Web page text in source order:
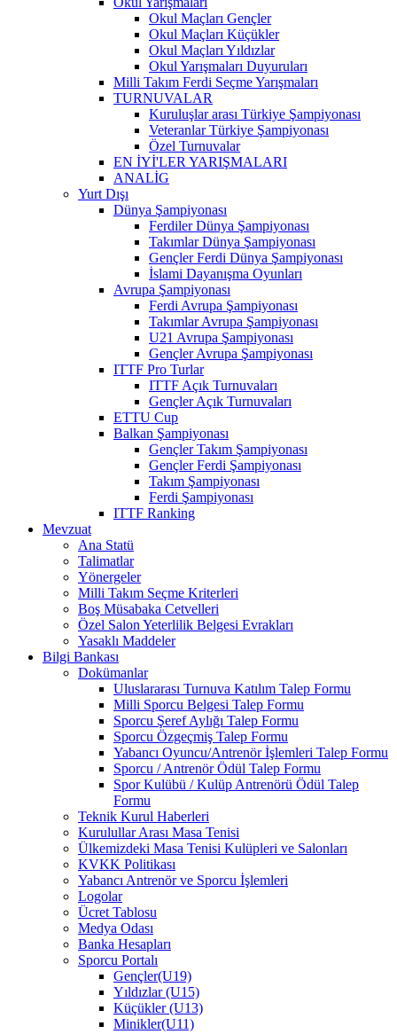
Okul Maçları Gençler
Okul Maçları Küçükler
Okul Maçları Yıldızlar
Okul Yarışmaları Duyuruları
Milli Takım Ferdi Seçme Yarışmaları
TURNUVALAR
Kuruluşlar arası Türkiye Şampiyonası
Veteranlar Türkiye Şampiyonası
Özel Turnuvalar
EN İYİ'LER YARIŞMALARI
ANALİG
Yurt Dışı
Dünya Şampiyonası
Ferdiler Dünya Şampiyonası
Takımlar Dünya Şampiyonası
Gençler Ferdi Dünya Şampiyonası
İslami Dayanışma Oyunları
Avrupa Şampiyonası
Ferdi Avrupa Şampiyonası
Takımlar Avrupa Şampiyonası
U21 Avrupa Şampiyonası
Gençler Avrupa Şampiyonası
ITTF Pro Turlar
ITTF Açık Turnuvaları
Gençler Açık Turnuvaları
ETTU Cup
Balkan Şampiyonası
Gençler Takım Şampiyonası
Gençler Ferdi Şampiyonası
Takım Şampiyonası
Ferdi Şampiyonası
ITTF Ranking
Mevzuat
Ana Statü
Talimatlar
Yönergeler
Milli Takım Seçme Kriterleri
Boş Müsabaka Cetvelleri
Özel Salon Yeterlilik Belgesi Evrakları
Yasaklı Maddeler
Bilgi Bankası
Dokümanlar
Uluslararası Turnuva Katılım Talep Formu
Milli Sporcu Belgesi Talep Formu
Sporcu Şeref Aylığı Talep Formu
Sporcu Özgeçmiş Talep Formu
Yabancı Oyuncu/Antrenör İşlemleri Talep Formu
Sporcu / Antrenör Ödül Talep Formu
Spor Kulübü / Kulüp Antrenörü Ödül Talep
Formu
Teknik Kurul Haberleri
Kurulullar Arası Masa Tenisi
Ülkemizdeki Masa Tenisi Kulüpleri ve Salonları
KVKK Politikası
Yabancı Antrenör ve Sporcu İşlemleri
Logolar
Ücret Tablosu
Medya Odası
Banka Hesapları
Sporcu Portalı
Gençler(U19)
Yıldızlar (U15)
Küçükler (U13)
Minikler(U11)